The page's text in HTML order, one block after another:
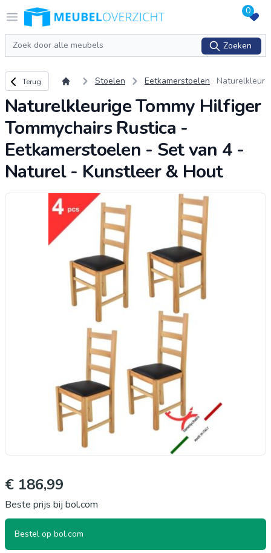
Open menu
Logo Meubeloverzicht.nl 0
Zoeken
Zoeken
Terug naar overzicht
Terug Stoelen Eetkamerstoelen
Naturelkleur
ilfiger Tomm
ychairs Rusti
erstoelen -
Set van 4 -
Naturel - Ku
nstle
Naturelkleurige Tommy Hilfiger
Tommychairs Rustica -
Eetkamerstoelen - Set van 4 -
Naturel - Kunstleer & Hout
€ 186,99
Beste prijs bij bol.com
Bestel op bol.com